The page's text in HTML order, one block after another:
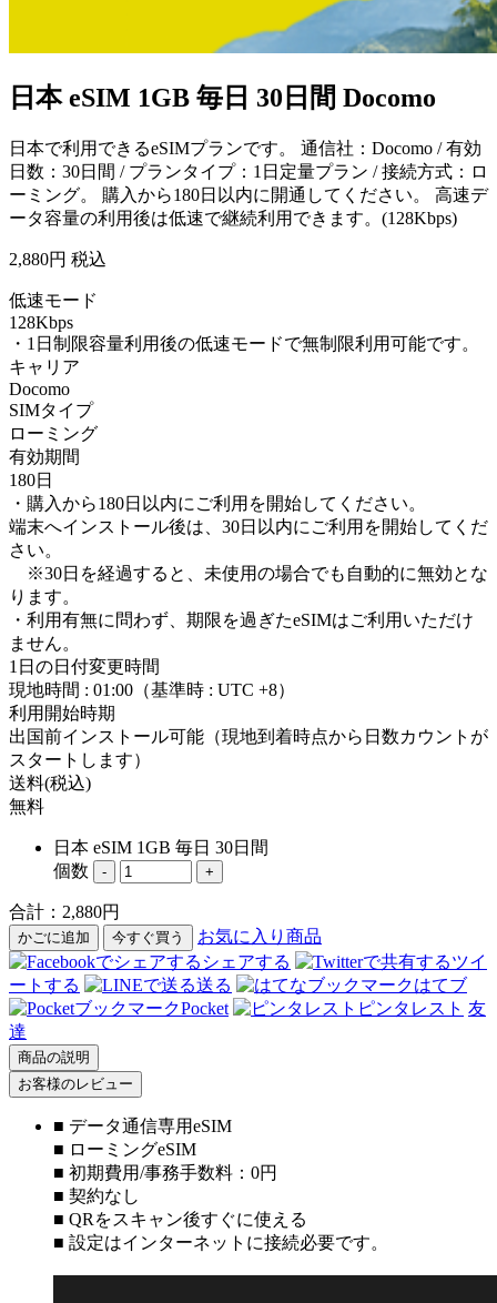
日本 eSIM 1GB 毎日 30日間 Docomo
日本で利用できるeSIMプランです。 通信社：Docomo / 有効
日数：30日間 / プランタイプ：1日定量プラン / 接続方式：ロ
ーミング。 購入から180日以内に開通してください。 高速デ
ータ容量の利用後は低速で継続利用できます。(128Kbps)
2,880円 税込
低速モード
128Kbps
・1日制限容量利用後の低速モードで無制限利用可能です。
キャリア
Docomo
SIMタイプ
ローミング
有効期間
180日
・購入から180日以内にご利用を開始してください。
端末へインストール後は、30日以内にご利用を開始してくだ
さい。
※30日を経過すると、未使用の場合でも自動的に無効とな
ります。
・利用有無に問わず、期限を過ぎたeSIMはご利用いただけ
ません。
1日の日付変更時間
現地時間 : 01:00（基準時 : UTC +8）
利用開始時期
出国前インストール可能（現地到着時点から日数カウントが
スタートします）
送料(税込)
無料
日本 eSIM 1GB 毎日 30日間
個数
- +
合計： 2,880円
かごに追加 今すぐ買う
お気に入り商品
シェアする
ツイ
ートする
送る
はてブ
Pocket
ピンタレスト 友
達
商品の説明
お客様のレビュー
■ データ通信専用eSIM
■ ローミングeSIM
■ 初期費用/事務手数料：0円
■ 契約なし
■ QRをスキャン後すぐに使える
■ 設定はインターネットに接続必要です。